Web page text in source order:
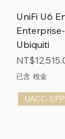
UniFi U6
Ubiquiti
價格
已含 稅金
UACC-